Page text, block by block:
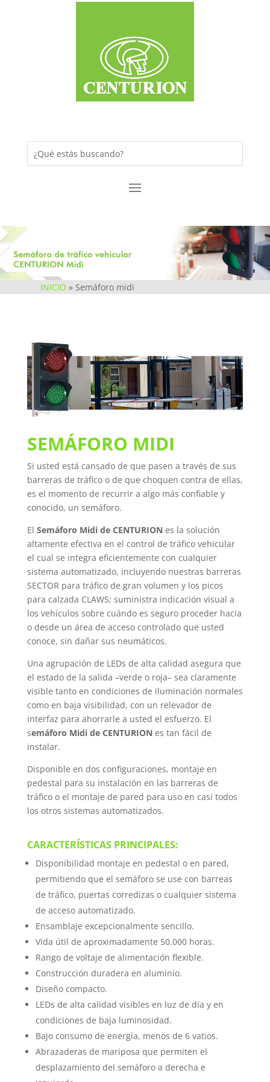
INICIO » Semáforo midi
SEMÁFORO MIDI
Si usted está cansado de que pasen a través de sus
barreras de tráfico o de que choquen contra de ellas,
es el momento de recurrir a algo más confiable y
conocido, un semáforo.
El Semáforo Midi de CENTURION es la solución
altamente efectiva en el control de tráfico vehicular
el cual se integra eficientemente con cualquier
sistema automatizado, incluyendo nuestras barreras
SECTOR para tráfico de gran volumen y los picos
para calzada CLAWS; suministra indicación visual a
los vehículos sobre cuándo es seguro proceder hacia
o desde un área de acceso controlado que usted
conoce, sin dañar sus neumáticos.
Una agrupación de LEDs de alta calidad asegura que
el estado de la salida –verde o roja– sea claramente
visible tanto en condiciones de iluminación normales
como en baja visibilidad, con un relevador de
interfaz para ahorrarle a usted el esfuerzo. El
semáforo Midi de CENTURION es tan fácil de
instalar.
Disponible en dos configuraciones, montaje en
pedestal para su instalación en las barreras de
tráfico o el montaje de pared para uso en casi todos
los otros sistemas automatizados.
CARACTERÍSTICAS PRINCIPALES:
Disponibilidad montaje en pedestal o en pared,
permitiendo que el semáforo se use con barreas
de tráfico, puertas corredizas o cualquier sistema
de acceso automatizado.
Ensamblaje excepcionalmente sencillo.
Vida útil de aproximadamente 50.000 horas.
Rango de voltaje de alimentación flexible.
Construcción duradera en aluminio.
Diseño compacto.
LEDs de alta calidad visibles en luz de día y en
condiciones de baja luminosidad.
Bajo consumo de energía, menos de 6 vatios.
Abrazaderas de mariposa que permiten el
desplazamiento del semáforo a derecha e